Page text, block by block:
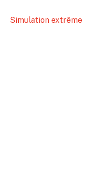
Simulation extrême